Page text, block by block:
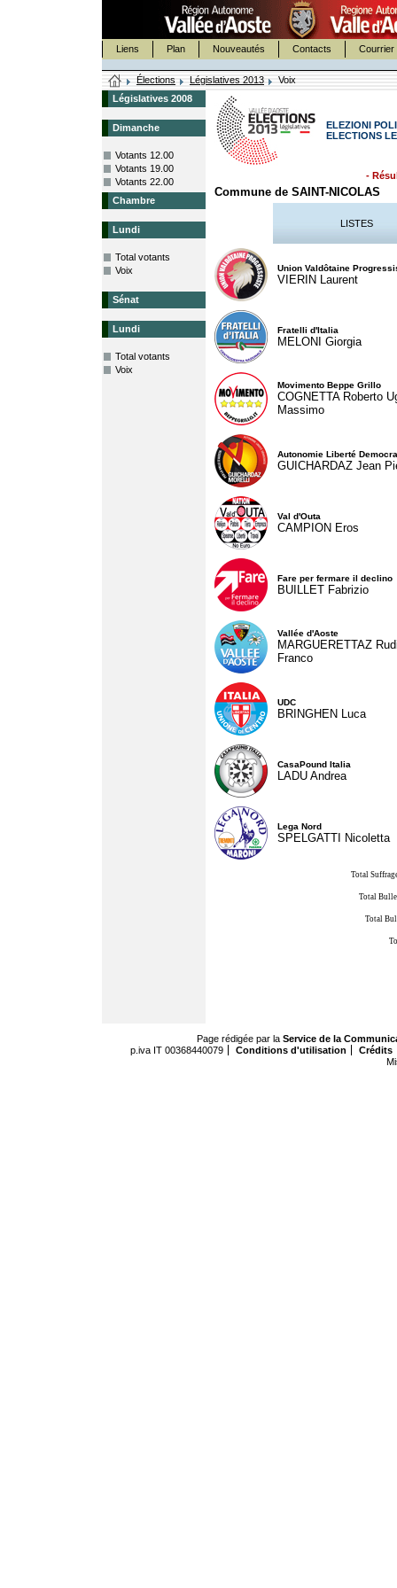
Liens Plan Nouveautés Contacts Courrier
Élections Législatives 2013
Voix
Législatives 2008
Dimanche
Votants 12.00
Votants 19.00
Votants 22.00
Chambre
Lundi
Total votants
Voix
Sénat
Lundi
Total votants
Voix
ELEZIONI
ELECTIONS
-
Commune de SAINT-NICOLAS
LISTES
Union Valdôtaine
VIERIN Laurent
Fratelli d'Italia
MELONI Giorgia
Movimento Beppe Grillo
COGNETTA Roberto
Massimo
Autonomie Liberté
GUICHARDAZ Jean
Val d'Outa
CAMPION Eros
Fare per fermare il declino
BUILLET Fabrizio
Vallée d'Aoste
MARGUERETTAZ
Franco
UDC
BRINGHEN Luca
CasaPound Italia
LADU Andrea
Lega Nord
SPELGATTI Nicoletta
Total
Total
Total
Page rédigée par la Service de la
p.iva IT 00368440079
Conditions d'utilisation
Crédits